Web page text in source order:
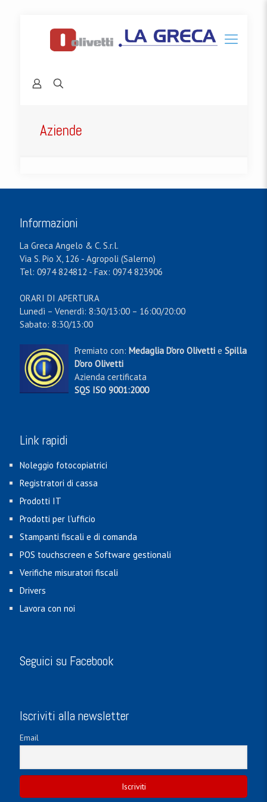
Aziende
Informazioni
La Greca Angelo & C. S.r.l.
Via S. Pio X, 126 - Agropoli (Salerno)
Tel: 0974 824812 - Fax: 0974 823906
ORARI DI APERTURA
Lunedì – Venerdì: 8:30/13:00 – 16:00/20:00
Sabato: 8:30/13:00
Premiato con: Medaglia D'oro Olivetti e Spilla
D'oro Olivetti
Azienda certificata
SQS ISO 9001:2000
Link rapidi
Noleggio fotocopiatrici
Registratori di cassa
Prodotti IT
Prodotti per l'ufficio
Stampanti fiscali e di comanda
POS touchscreen e Software gestionali
Verifiche misuratori fiscali
Drivers
Lavora con noi
Seguici su Facebook
Iscriviti alla newsletter
Email